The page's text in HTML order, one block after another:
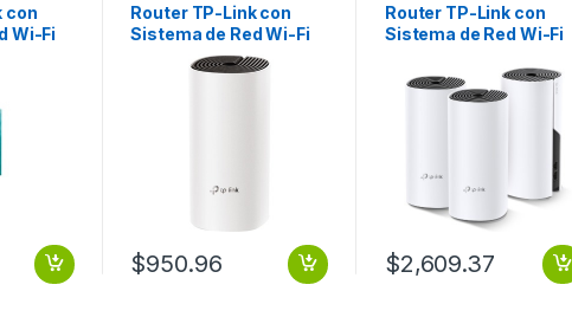
con
Wi-Fi
Router TP-Link con
Sistema de Red Wi-Fi
en Malla AC1200 Deco
M4, 867 Mbit/s, 2x RJ-
$950.96
Router TP-Link con
Sistema de Red Wi-Fi
M4, 867 Mbit/s, 2x RJ-
45, 2.4/5GHz – 3 Piezas
$2,609.37